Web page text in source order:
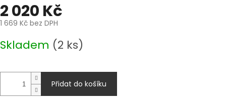
2 020 Kč
1 669 Kč bez DPH
cena:
Skladem (2 ks)
Přidat do košíku